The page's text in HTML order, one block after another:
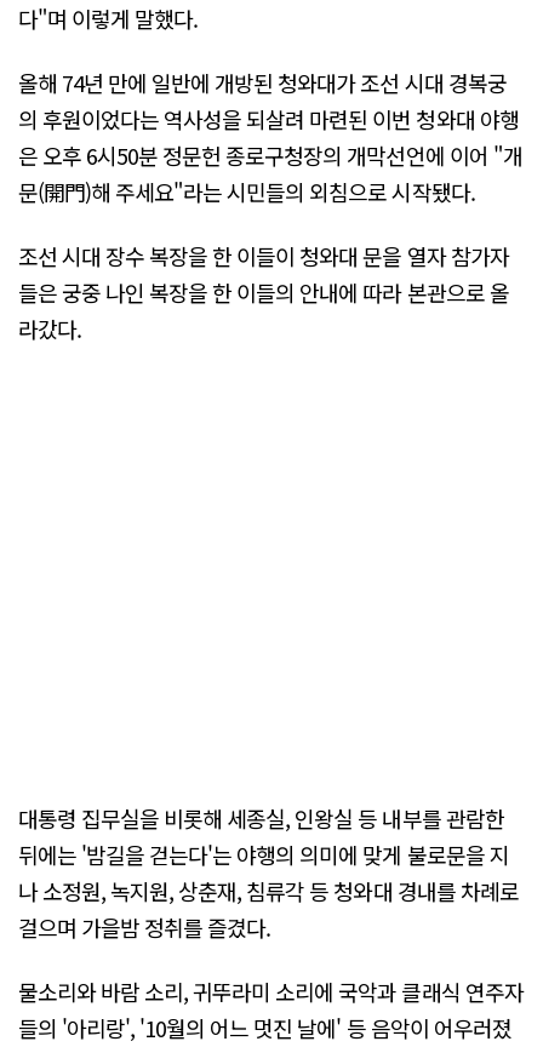
다"며 이렇게 말했다.
올해 74년 만에 일반에 개방된 청와대가 조선 시대 경복궁
의 후원이었다는 역사성을 되살려 마련된 이번 청와대 야행
은 오후 6시50분 정문헌 종로구청장의 개막선언에 이어 "개
문(開門)해 주세요"라는 시민들의 외침으로 시작됐다.
조선 시대 장수 복장을 한 이들이 청와대 문을 열자 참가자
들은 궁중 나인 복장을 한 이들의 안내에 따라 본관으로 올
라갔다.
대통령 집무실을 비롯해 세종실, 인왕실 등 내부를 관람한
뒤에는 '밤길을 걷는다'는 야행의 의미에 맞게 불로문을 지
나 소정원, 녹지원, 상춘재, 침류각 등 청와대 경내를 차례로
걸으며 가을밤 정취를 즐겼다.
물소리와 바람 소리, 귀뚜라미 소리에 국악과 클래식 연주자
들의 '아리랑', '10월의 어느 멋진 날에' 등 음악이 어우러졌